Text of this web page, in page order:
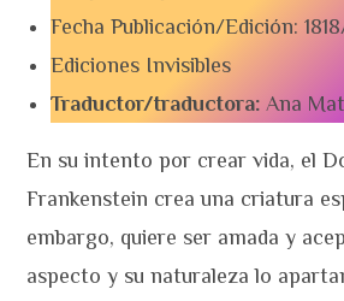
Fecha Publicación/Edición:
Ediciones Invisibles
Traductor/traductora:Ana
En su intento por crear vida, el
Frankenstein crea una criatura
embargo, quiere ser amada y
aspecto y su naturaleza lo